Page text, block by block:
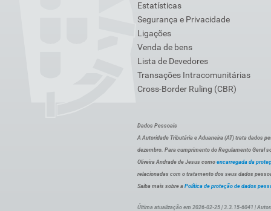
Estatísticas
Segurança e Privacidade
Ligações
Venda de bens
Lista de Devedores
Transações Intracomunitárias
Cross-Border Ruling (CBR)
Dados Pessoais
A Autoridade Tributária e Aduaneira (AT) trata dados
dezembro. Para cumprimento do Regulamento Geral
Oliveira Andrade de Jesus como encarregada da
relacionadas com o tratamento dos seus dados
Saiba mais sobre a Política de proteção de dados
Última atualização em 2026-02-25 | 3.3.15-6041 |